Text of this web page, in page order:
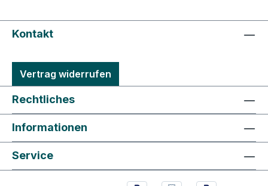
Kontakt
Vertrag widerrufen
Rechtliches
Informationen
Service